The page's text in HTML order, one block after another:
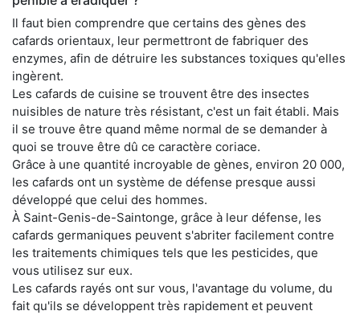
Il faut bien comprendre que certains des gènes des
cafards orientaux, leur permettront de fabriquer des
enzymes, afin de détruire les substances toxiques qu'elles
ingèrent.
Les cafards de cuisine se trouvent être des insectes
nuisibles de nature très résistant, c'est un fait établi. Mais
il se trouve être quand même normal de se demander à
quoi se trouve être dû ce caractère coriace.
Grâce à une quantité incroyable de gènes, environ 20 000,
les cafards ont un système de défense presque aussi
développé que celui des hommes.
À Saint-Genis-de-Saintonge, grâce à leur défense, les
cafards germaniques peuvent s'abriter facilement contre
les traitements chimiques tels que les pesticides, que
vous utilisez sur eux.
Les cafards rayés ont sur vous, l'avantage du volume, du
fait qu'ils se développent très rapidement et peuvent